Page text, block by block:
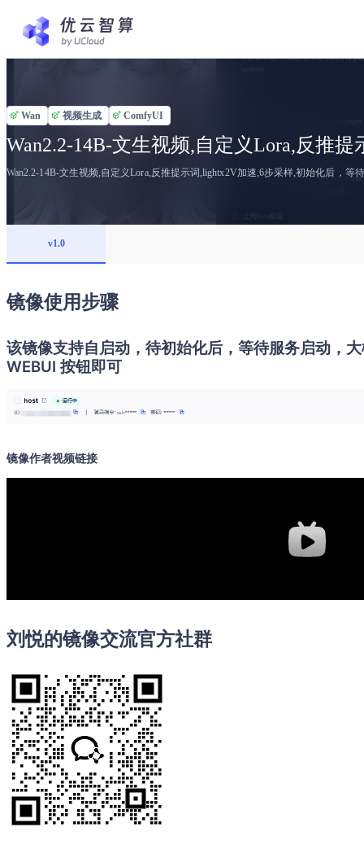
Wan 视频生成 ComfyUI
Wan2.2-14B-文生视频,自定义Lora,反推
Wan2.2-14B-文生视频,自定义Lora,反推提示词,lightx2V加速,6步采样,初始化后，
v1.0
镜像使用步骤
该镜像支持自启动，待初始化后，等待服务启动，
WEBUI 按钮即可
镜像作者视频链接
刘悦的镜像交流官方社群